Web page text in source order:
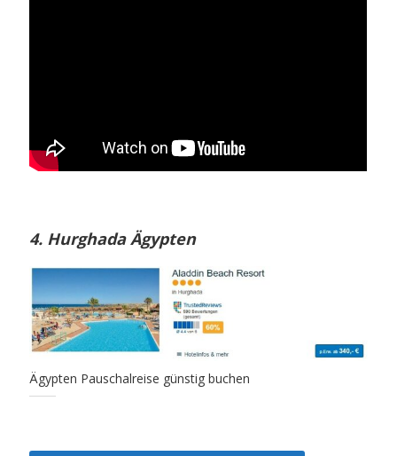
4. Hurghada Ägypten
Ägypten Pauschalreise günstig buchen